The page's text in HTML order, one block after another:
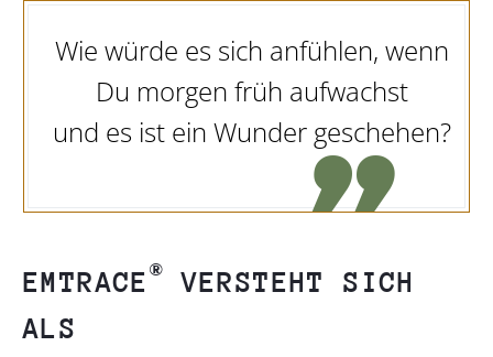
Wie würde es sich anfühlen, wenn
Du morgen früh aufwachst
und es ist ein Wunder geschehen?

EMTRACE ®
VERSTEHT SICH
ALS